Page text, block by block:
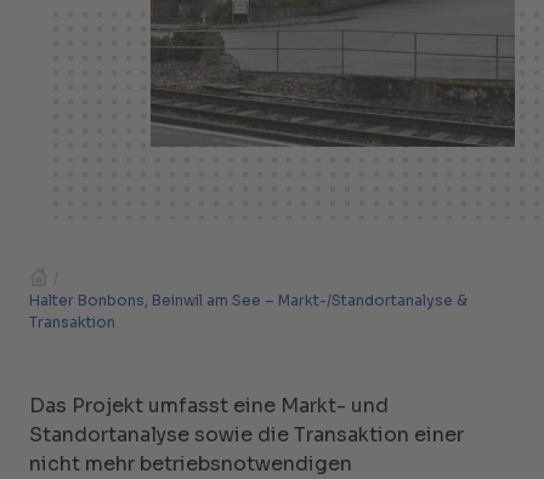
Halter Bonbons, Beinwil am See – Markt-/Standortanalyse &
Transaktion
Das Projekt umfasst eine Markt- und
Standortanalyse sowie die Transaktion einer
nicht mehr betriebsnotwendigen